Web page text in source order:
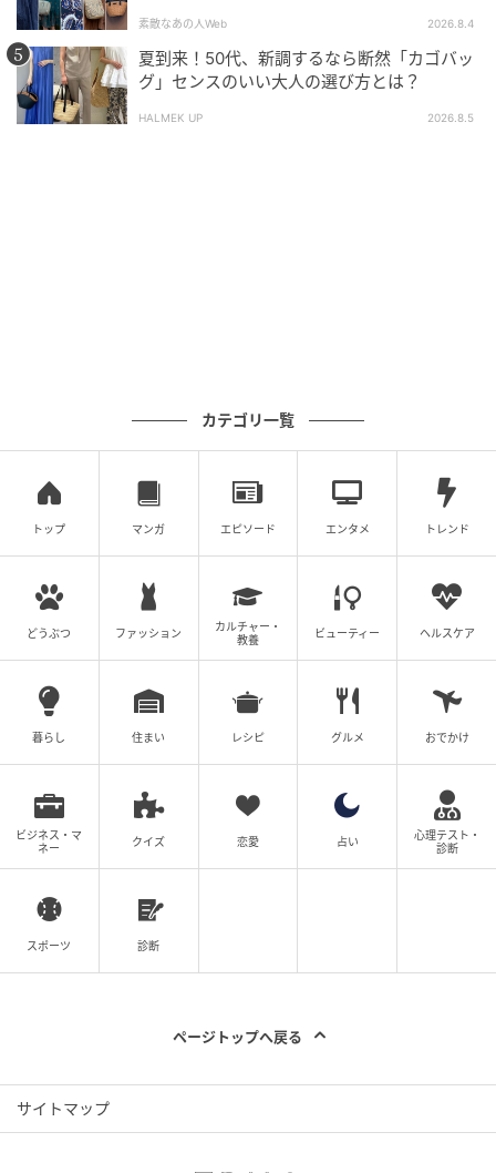
ボリューミーなハイテク系も人気が続いているけれ
ど、やっぱり本命は薄底のレトロタイプ。
【変形フラット】
インレッドウェブ
1.とてもきれいなフォルムのラウンドトゥで脚のライ
ンまで整って見える。浅めの甲を走る華奢なTストラッ
プがさりげなく女っぽさを印象づける。靴［Ｈ
1］¥88,000(オディッシ／トゥモローランド)
にタックを入れた遊びのあるスクエアトゥ。しなやか
店) 3. キラキラ光るスパンコールをちりばめたベロア
のアッパーが華やか。少し幅広めのスクエアトゥも今
素敵なあの人Web 2026.8.4
夏到来！50代、新調するなら断然「カゴバッ
グ」センスのいい大人の選び方とは？
HALMEK UP 2026.8.5
カテゴリ一覧
トップ マンガ エピソード エンタメ トレンド
どうぶつ ファッション
カルチャー・
教養
ビューティー ヘルスケア
暮らし 住まい レシピ グルメ おでかけ
ビジネス・マ
ネー
クイズ 恋愛 占い
心理テスト・
診断
スポーツ 診断
ページトップへ戻る
サイトマップ